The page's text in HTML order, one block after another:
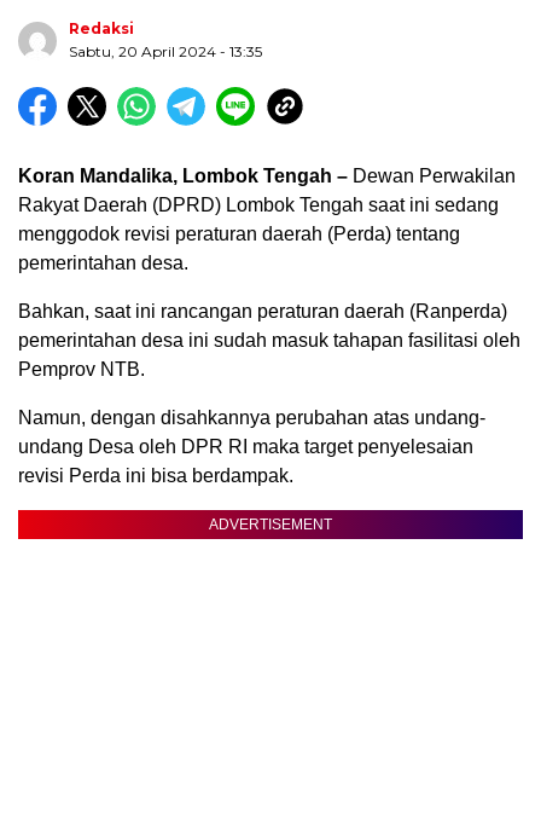
Redaksi
Sabtu, 20 April 2024 - 13:35
Koran Mandalika, Lombok Tengah – Dewan Perwakilan
Rakyat Daerah (DPRD) Lombok Tengah saat ini sedang
menggodok revisi peraturan daerah (Perda) tentang
pemerintahan desa.
Bahkan, saat ini rancangan peraturan daerah (Ranperda)
pemerintahan desa ini sudah masuk tahapan fasilitasi oleh
Pemprov NTB.
Namun, dengan disahkannya perubahan atas undang-
undang Desa oleh DPR RI maka target penyelesaian
revisi Perda ini bisa berdampak.
ADVERTISEMENT